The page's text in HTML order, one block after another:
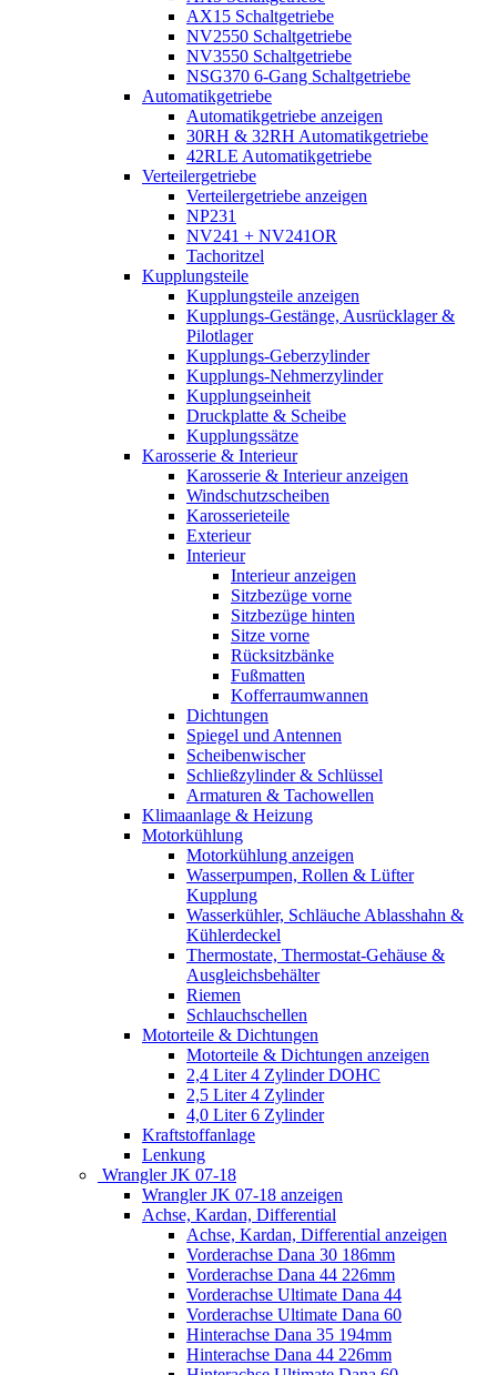
AX15 Schaltgetriebe
NV2550 Schaltgetriebe
NV3550 Schaltgetriebe
NSG370 6-Gang Schaltgetriebe
Automatikgetriebe
Automatikgetriebe anzeigen
30RH & 32RH Automatikgetriebe
42RLE Automatikgetriebe
Verteilergetriebe
Verteilergetriebe anzeigen
NP231
NV241 + NV241OR
Tachoritzel
Kupplungsteile
Kupplungsteile anzeigen
Kupplungs-Gestänge, Ausrücklager &
Pilotlager
Kupplungs-Geberzylinder
Kupplungs-Nehmerzylinder
Kupplungseinheit
Druckplatte & Scheibe
Kupplungssätze
Karosserie & Interieur
Karosserie & Interieur anzeigen
Windschutzscheiben
Karosserieteile
Exterieur
Interieur
Interieur anzeigen
Sitzbezüge vorne
Sitzbezüge hinten
Sitze vorne
Rücksitzbänke
Fußmatten
Kofferraumwannen
Dichtungen
Spiegel und Antennen
Scheibenwischer
Schließzylinder & Schlüssel
Armaturen & Tachowellen
Klimaanlage & Heizung
Motorkühlung
Motorkühlung anzeigen
Wasserpumpen, Rollen & Lüfter
Kupplung
Wasserkühler, Schläuche Ablasshahn &
Kühlerdeckel
Thermostate, Thermostat-Gehäuse &
Ausgleichsbehälter
Riemen
Schlauchschellen
Motorteile & Dichtungen
Motorteile & Dichtungen anzeigen
2,4 Liter 4 Zylinder DOHC
2,5 Liter 4 Zylinder
4,0 Liter 6 Zylinder
Kraftstoffanlage
Lenkung
Wrangler JK 07-18
Wrangler JK 07-18 anzeigen
Achse, Kardan, Differential
Achse, Kardan, Differential anzeigen
Vorderachse Dana 30 186mm
Vorderachse Dana 44 226mm
Vorderachse Ultimate Dana 44
Vorderachse Ultimate Dana 60
Hinterachse Dana 35 194mm
Hinterachse Dana 44 226mm